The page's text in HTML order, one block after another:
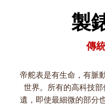
製
傳
帝舵表是有生命，有脈
世界。所有的高科技
遺，即使最細微的部分